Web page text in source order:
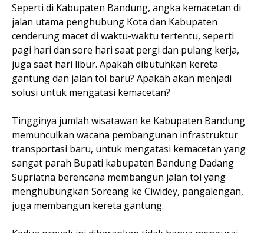
Seperti di Kabupaten Bandung, angka kemacetan di
jalan utama penghubung Kota dan Kabupaten
cenderung macet di waktu-waktu tertentu, seperti
pagi hari dan sore hari saat pergi dan pulang kerja,
juga saat hari libur. Apakah dibutuhkan kereta
gantung dan jalan tol baru? Apakah akan menjadi
solusi untuk mengatasi kemacetan?
Tingginya jumlah wisatawan ke Kabupaten Bandung
memunculkan wacana pembangunan infrastruktur
transportasi baru, untuk mengatasi kemacetan yang
sangat parah Bupati kabupaten Bandung Dadang
Supriatna berencana membangun jalan tol yang
menghubungkan Soreang ke Ciwidey, pangalengan,
juga membangun kereta gantung.